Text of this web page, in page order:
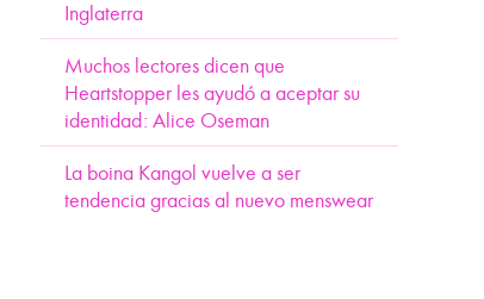
Inglaterra
Muchos lectores dicen que
Heartstopper les ayudó a aceptar su
identidad: Alice Oseman
La boina Kangol vuelve a ser
tendencia gracias al nuevo menswear